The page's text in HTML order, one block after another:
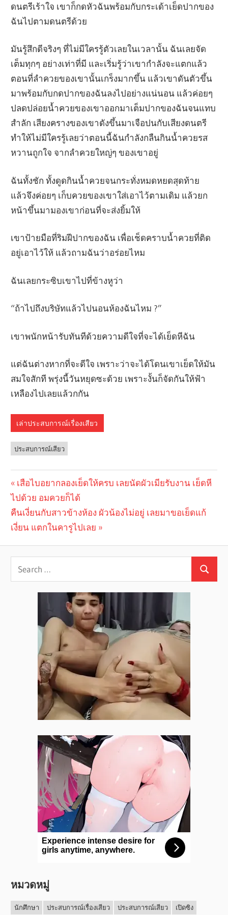
ดนตรีเร้าใจ เขาก็กดหัวฉันพร้อมกับกระเด้าเย็ดปากของ
ฉันไปตามดนตรีด้วย
มันรู้สึกดีจริงๆ ที่ไม่มีใครรู้ตัวเลยในเวลานั้น ฉันเลยจัด
เต็มทุกๆ อย่างเท่าที่มี และเริ่มรู้ว่าเขากำลังจะแตกแล้ว
ตอนที่ลำควยของเขานั้นเกร็งมากขึ้น แล้วเขาดันตัวขึ้น
มาพร้อมกับกดปากของฉันลงไปอย่างแน่นอน แล้วค่อยๆ
ปลดปล่อยน้ำควยของเขาออกมาเต็มปากของฉันจนแทบ
สำลัก เสียงครางของเขาดังขึ้นมาเจือปนกับเสียงดนตรี
ทำให้ไม่มีใครรู้เลยว่าตอนนี้ฉันกำลังกลืนกินน้ำควยรส
หวานถูกใจ จากลำควยใหญ่ๆ ของเขาอยู่
ฉันทั้งชัก ทั้งดูดกินน้ำควยจนกระทั่งหมดหยดสุดท้าย
แล้วจึงค่อยๆ เก็บควยของเขาใส่เอาไว้ตามเดิม แล้วยก
หน้าขึ้นมามองเขาก่อนที่จะส่งยิ้มให้
เขาป้ายมือที่ริมฝีปากของฉัน เพื่อเช็ดคราบน้ำควยที่ติด
อยู่เอาไว้ให้ แล้วถามฉันว่าอร่อยไหม
ฉันเลยกระซิบเขาไปที่ข้างหูว่า
“ถ้าไปถึงบริษัทแล้วไปนอนห้องฉันไหม ?”
เขาพนักหน้ารับทันทีด้วยความดีใจที่จะได้เย็ดหีฉัน
แต่ฉันต่างหากที่จะดีใจ เพราะว่าจะได้โดนเขาเย็ดให้มัน
สมใจสักที พรุ่งนี้วันหยุดซะด้วย เพราะงั้นก็จัดกันให้ฟ้า
เหลืองไปเลยแล้วกกัน
เล่าประสบการณ์เรื่องเสียว
ประสบการณ์เสียว
Post
navigation
Previous
Post:
เสือไบอยากลองเย็ดให้ครบ เลยนัดผัวเมียรับงาน เย็ดหี
ไปด้วย อมควยก็ได้
Next
Post:
คืนเงี่ยนกับสาวข้างห้อง ผัวน้องไม่อยู่ เลยมาขอเย็ดแก้
เงี่ยน แตกในคารูไปเลย
หมวดหมู่
นักศึกษา ประสบการณ์เรื่องเสียว ประสบการณ์เสียว เปิดซิง